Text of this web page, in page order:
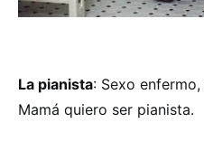
La pianista: Sexo
Mamá quiero ser pianista.